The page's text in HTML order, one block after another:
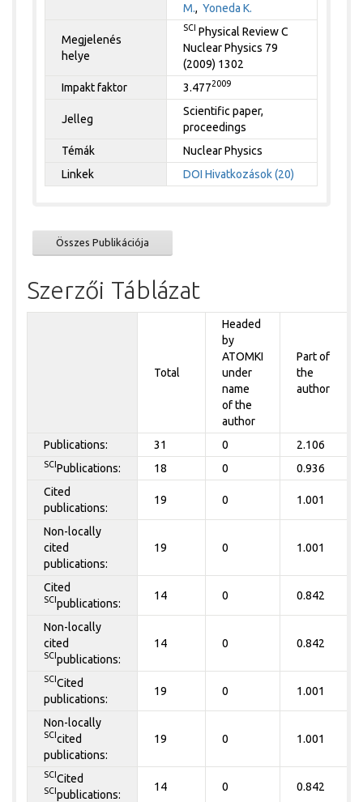
M.,Yoneda K.
Megjelenés
helye
SCI Physical Review C
Nuclear Physics 79
(2009) 1302
Impakt faktor
3.4772009
Jelleg
Scientific paper,
proceedings
Témák
Nuclear Physics
Linkek
DOI Hivatkozások (20)
Összes Publikációja
Szerzői Táblázat
Total
Headed
by
ATOMKI
under
name
of the
author
Part of
the
author
Publications: 31 0 2.106
SCI Publications: 18 0
0.936
Cited
publications:
19 0 1.001
Non-locally
cited
publications:
19 0 1.001
Cited
SCI publications:
14 0 0.842
Non-locally
cited
SCI publications:
14 0 0.842
SCI Cited
publications:
19 0 1.001
Non-locally
SCI cited
publications:
19 0 1.001
SCI Cited
SCI publications:
14 0 0.842